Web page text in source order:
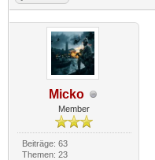
Micko
Member
Beiträge: 63
Themen: 23